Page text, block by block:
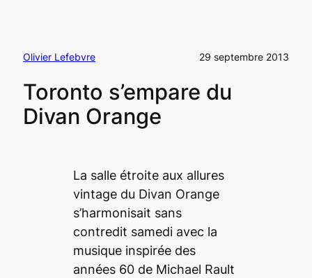
Olivier Lefebvre 29 septembre 2013
Toronto s’empare du
Divan Orange
La salle étroite aux allures
vintagedu Divan Orange
s’harmonisait sans
contredit samedi avec la
musique inspirée des
années 60 de Michael Rault